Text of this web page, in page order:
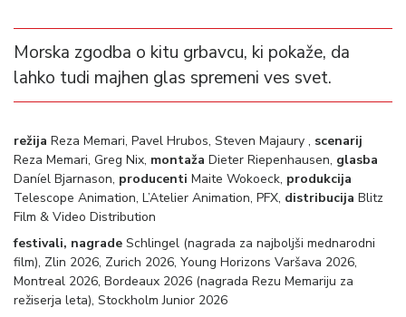
Morska zgodba o kitu grbavcu, ki pokaže, da
lahko tudi majhen glas spremeni ves svet.
režija Reza Memari, Pavel Hrubos, Steven Majaury , scenarij
Reza Memari, Greg Nix, montaža Dieter Riepenhausen, glasba
Daníel Bjarnason, producenti Maite Wokoeck, produkcija
Telescope Animation, L’Atelier Animation, PFX, distribucija Blitz
Film & Video Distribution
festivali, nagrade Schlingel (nagrada za najboljši mednarodni
film), Zlin 2026, Zurich 2026, Young Horizons Varšava 2026,
Montreal 2026, Bordeaux 2026 (nagrada Rezu Memariju za
režiserja leta), Stockholm Junior 2026